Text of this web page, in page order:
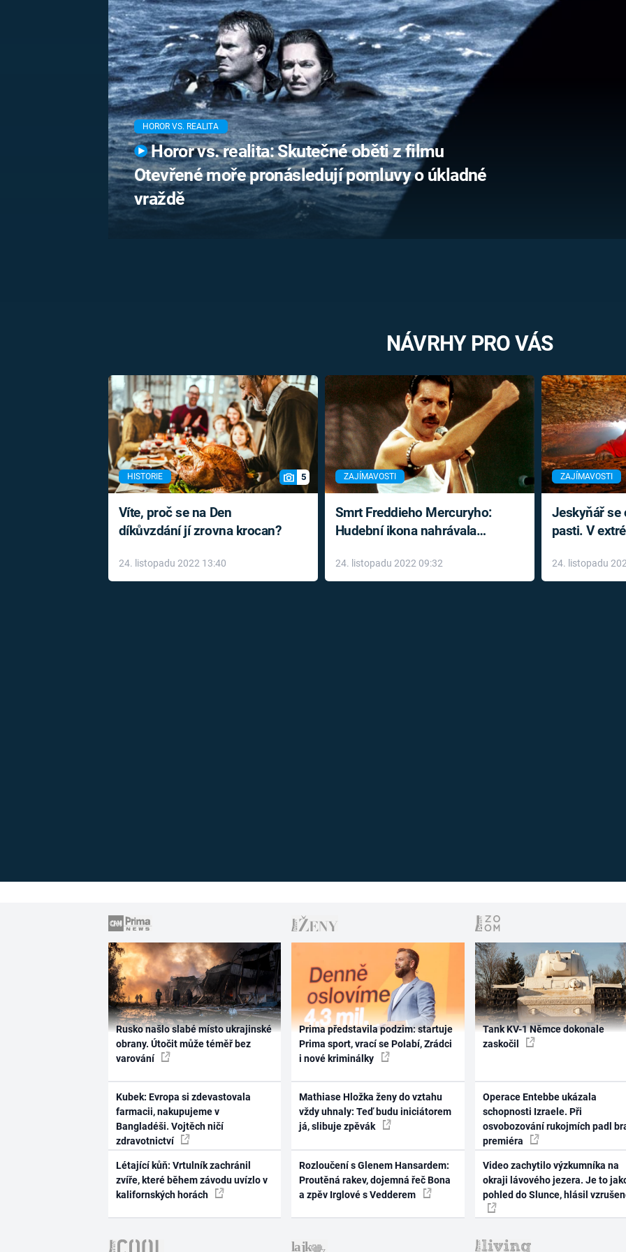
PRVNÍ SVĚTOVÁ
MARIE TEREZIE
NAPOLEON
BONAPARTE
BRITSKÁ
KRÁLOVSKÁ
RODINA
UFO A
MIMOZEMŠŤANÉ
UTAJENÉ PŘÍBĚHY
ČESKÝCH DĚJIN
ALTERNATIVNÍ
HISTORIE
HOROR VS. REALITA
Horor vs. realita: Skutečné oběti z filmu
Otevřené moře pronásledují pomluvy o úkladné
vraždě
NÁVRHY PRO VÁS
HISTORIE 5
Víte, proč se na Den
díkůvzdání jí zrovna krocan?
24. listopadu 2022 13:40
ZAJÍMAVOSTI
Smrt Freddieho Mercuryho:
Hudební ikona nahrávala
léky
24. listopadu 2022 09:32
ZAJÍMAVOSTI
Jeskyňář se
pasti. V
24. listopadu
Rusko našlo slabé místo ukrajinské
obrany. Útočit může téměř bez
varování
Kubek: Evropa si zdevastovala
farmacii, nakupujeme v
Bangladéši. Vojtěch ničí
zdravotnictví
Létající kůň: Vrtulník zachránil
zvíře, které během závodu uvízlo v
kalifornských horách
Prima představila podzim: startuje
Prima sport, vrací se Polabí, Zrádci
i nové kriminálky
Mathiase Hložka ženy do vztahu
vždy uhnaly: Teď budu iniciátorem
já, slibuje zpěvák
Rozloučení s Glenem Hansardem:
Proutěná rakev, dojemná řeč Bona
a zpěv Irglové s Vedderem
Tank KV-1 Němce dokonale
zaskočil
Operace Entebbe ukázala
schopnosti Izraele. Při
osvobozování rukojmích padl
premiéra
Video zachytilo výzkumníka na
okraji lávového jezera. Je to
pohled do Slunce, hlásil